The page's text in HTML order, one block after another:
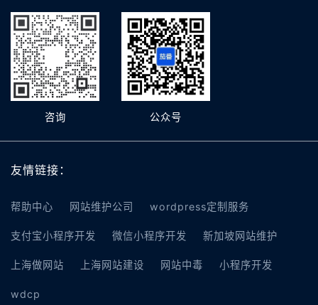
咨询 公众号
友情链接：
帮助中心 网站维护公司 wordpress定制服务
支付宝小程序开发 微信小程序开发 新加坡网站维护
上海做网站 上海网站建设 网站中毒 小程序开发
wdcp